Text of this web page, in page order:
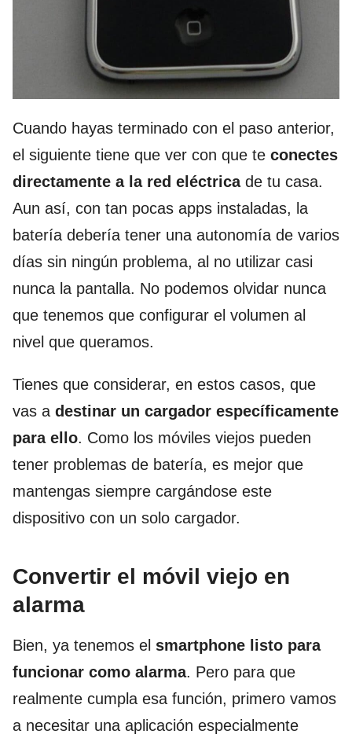
Cuando hayas terminado con el paso anterior,
el siguiente tiene que ver con que te conectes
directamente a la red eléctricade tu casa.
Aun así, con tan pocas apps instaladas, la
batería debería tener una autonomía de varios
días sin ningún problema, al no utilizar casi
nunca la pantalla. No podemos olvidar nunca
que tenemos que configurar el volumen al
nivel que queramos.
Tienes que considerar, en estos casos, que
vas a destinar un cargador específicamente
para ello. Como los móviles viejos pueden
tener problemas de batería, es mejor que
mantengas siempre cargándose este
dispositivo con un solo cargador.
Convertir el móvil viejo en
alarma
Bien, ya tenemos el smartphone listo para
funcionar como alarma. Pero para que
realmente cumpla esa función, primero vamos
a necesitar una aplicación especialmente